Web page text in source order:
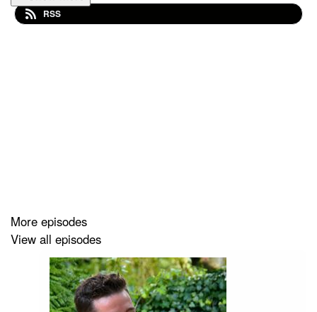
Laatste aflevering van "proper geknipt" dit seizoen,
RSS
More episodes
View all episodes